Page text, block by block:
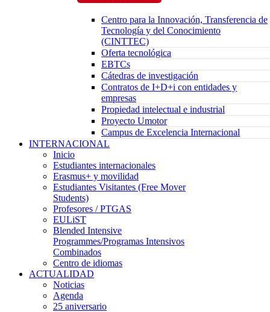
Centro para la Innovación, Transferencia de
Tecnología y del Conocimiento
(CINTTEC)
Oferta tecnológica
EBTCs
Cátedras de investigación
Contratos de I+D+i con entidades y
empresas
Propiedad intelectual e industrial
Proyecto Umotor
Campus de Excelencia Internacional
INTERNACIONAL
Inicio
Estudiantes internacionales
Erasmus+ y movilidad
Estudiantes Visitantes (Free Mover
Students)
Profesores / PTGAS
EULiST
Blended Intensive
Programmes/Programas Intensivos
Combinados
Centro de idiomas
ACTUALIDAD
Noticias
Agenda
25 aniversario